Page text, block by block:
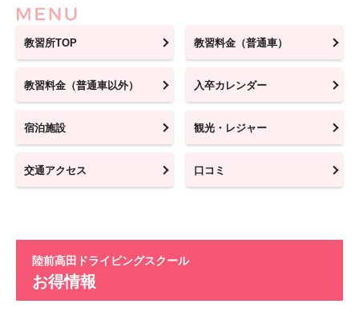
教習所TOP 教習料金（普通車）
教習料金（普通車以外） 入卒カレンダー
宿泊施設 観光・レジャー
交通アクセス 口コミ
陸前高田ドライビングスクール
お得情報